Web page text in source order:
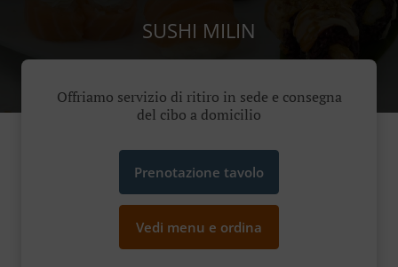
SUSHI MILIN
Offriamo servizio di ritiro in sede e consegna
del cibo a domicilio
Prenotazione tavolo
Vedi menu e ordina